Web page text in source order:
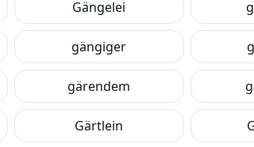
Gängelei
gängiger
gärendem
Gärtlein